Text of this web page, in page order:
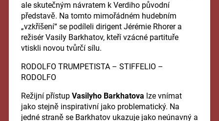
ale skutečným návratem k Verdiho původní
představě. Na tomto mimořádném hudebním
„vzkříšení“ se podíleli dirigent Jérémie Rhorer a
režisér Vasily Barkhatov, kteří vzácné partituře
vtiskli novou tvůrčí sílu.
RODOLFO TRUMPETISTA – STIFFELIO –
RODOLFO
Režijní přístup Vasilyho Barkhatova lze vnímat
jako stejně inspirativní jako problematický. Na
jedné straně se Barkhatov ukazuje jako neúnavný a